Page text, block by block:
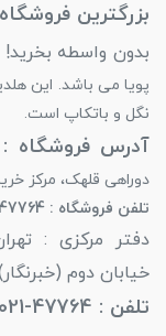
بزرگترین
بدون واسطه بخرید!
پویا می باشد. این
نگل و باتکاپ است.
آدرس فروشگاه :
دوراهی قلهک، مرکز
تلفن فروشگاه : 47764-021 داخلی 120
دفتر مرکزی :
خیابان دوم (خبرنگار)
تلفن : 47764-021